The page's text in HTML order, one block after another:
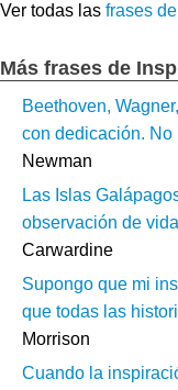
Ver todas las frases
Más frases de
Beethoven,
con dedicación. No
Newman
Las Islas
observación de
Carwardine
Supongo que mi
que todas las
Morrison
Cuando la